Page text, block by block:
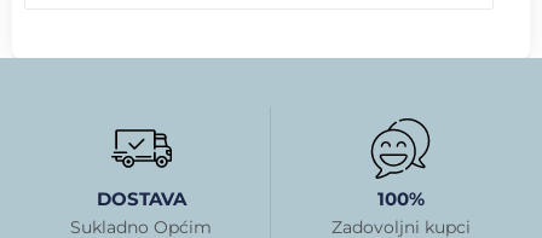
DOSTAVA
Sukladno Općim
100%
Zadovoljni kupci